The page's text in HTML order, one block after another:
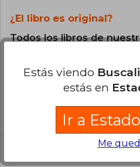
¿El libro es original?
Todos los libros de
¿En qué Idioma está
El libro está escrito en
Estás viendo
estás en
Ir a
Me